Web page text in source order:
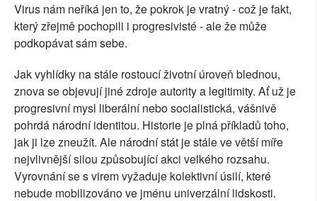
Virus nám neříká jen to, že pokrok je vratný - což je fakt,
který zřejmě pochopili i progresivisté - ale že může
podkopávat sám sebe.
Jak vyhlídky na stále rostoucí životní úroveň blednou,
znova se objevují jiné zdroje autority a legitimity. Ať už je
progresivní mysl liberální nebo socialistická, vášnivě
pohrdá národní identitou. Historie je plná příkladů toho,
jak ji lze zneužít. Ale národní stát je stále ve větší míře
nejvlivnější silou způsobující akci velkého rozsahu.
Vyrovnání se s virem vyžaduje kolektivní úsilí, které
nebude mobilizováno ve jménu univerzální lidskosti.